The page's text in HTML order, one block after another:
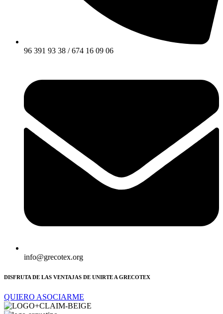
96 391 93 38 / 674 16 09 06
info@grecotex.org
DISFRUTA DE LAS VENTAJAS DE UNIRTE A GRECOTEX
QUIERO ASOCIARME